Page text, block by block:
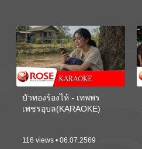
บัวทองร้องไห้ - เทพพร
เพชรอุบล(KARAOKE)
116 views • 06.07.2569